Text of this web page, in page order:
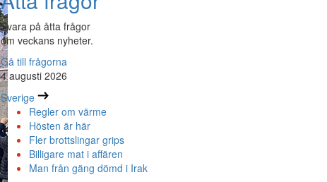
Svara på åtta frågor
om veckans nyheter.
Gå till frågorna
4 augusti 2026
Sverige
Regler om värme
Hösten är här
Fler brottslingar grips
Billigare mat i affären
Man från gäng dömd i Irak